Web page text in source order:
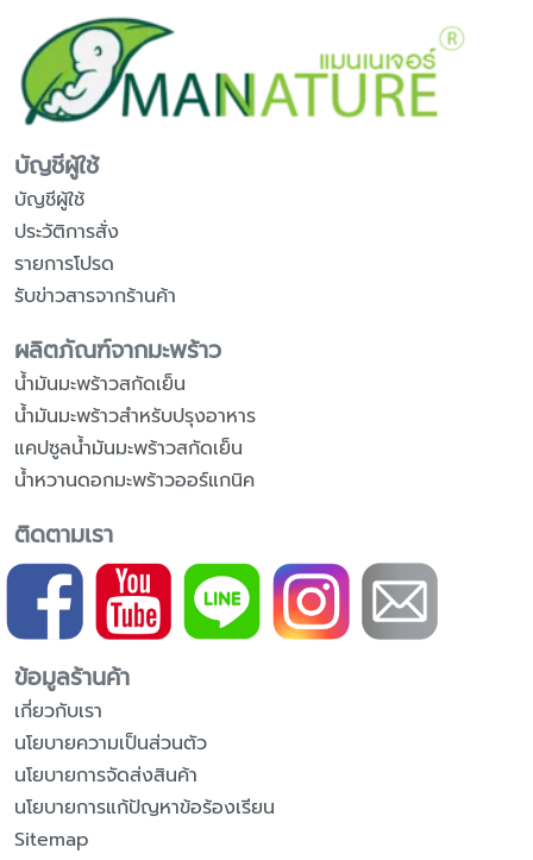
บัญชีผู้ใช้
บัญชีผู้ใช้
ประวัติการสั่ง
รายการโปรด
รับข่าวสารจากร้านค้า
ผลิตภัณฑ์จากมะพร้าว
น้ำมันมะพร้าวสกัดเย็น
น้ำมันมะพร้าวสำหรับปรุงอาหาร
แคปซูลน้ำมันมะพร้าวสกัดเย็น
น้ำหวานดอกมะพร้าวออร์แกนิค
ติดตามเรา
ข้อมูลร้านค้า
เกี่ยวกับเรา
นโยบายความเป็นส่วนตัว
นโยบายการจัดส่งสินค้า
นโยบายการแก้ปัญหาข้อร้องเรียน
Sitemap